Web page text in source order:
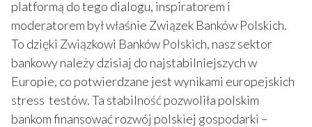
platformą do tego dialogu, inspiratorem i
moderatorem był właśnie Związek Banków Polskich.
To dzięki Związkowi Banków Polskich, nasz sektor
bankowy należy dzisiaj do najstabilniejszych w
Europie, co potwierdzane jest wynikami europejskich
stress testów. Ta stabilność pozwoliła polskim
bankom finansować rozwój polskiej gospodarki –